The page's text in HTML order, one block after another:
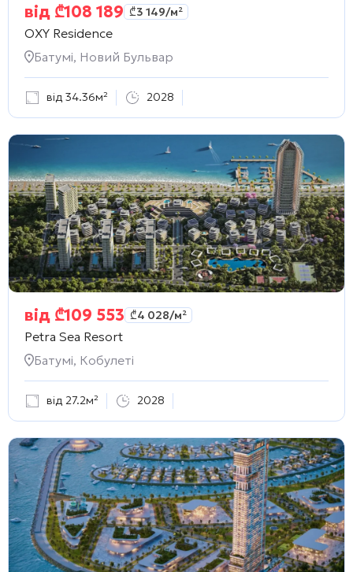
від ₾108 189 ₾3 149/м²
OXY Residence
Батумі, Новий Бульвар
від 34.36м² 2028
від ₾109 553 ₾4 028/м²
Petra Sea Resort
Батумі, Кобулеті
від 27.2м² 2028